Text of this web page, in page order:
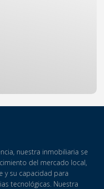
nuestra inmobiliaria se
del mercado local,
y su capacidad para
tecnológicas. Nuestra